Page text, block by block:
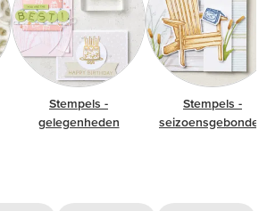
Stempels -
gelegenheden
Stempels -
seizoensgebonden